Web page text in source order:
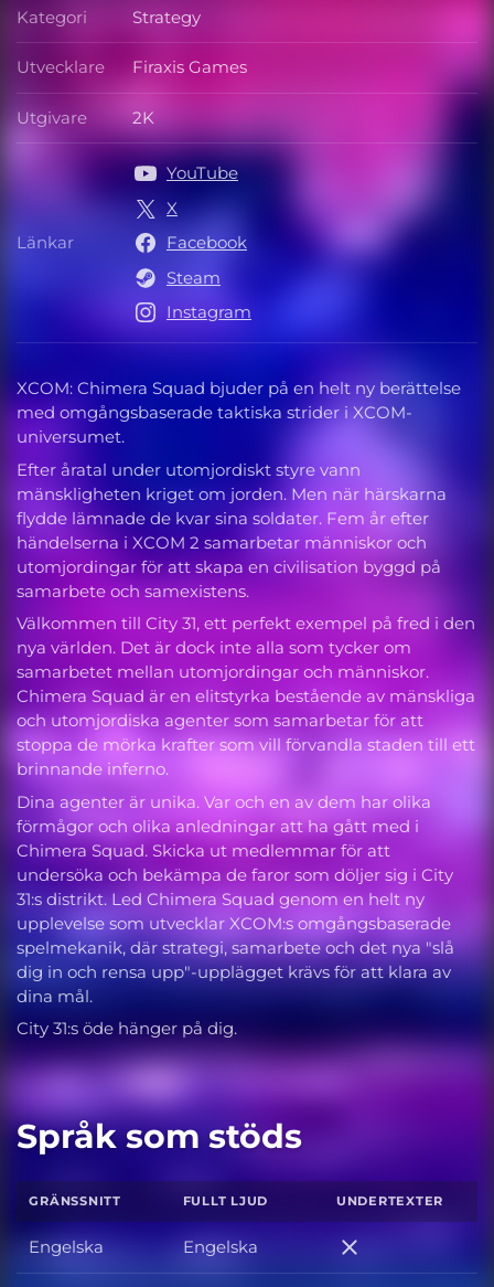
XCOM: Chimera Squad bjuder på en helt ny berättelse
med omgångsbaserade taktiska strider i XCOM-
universumet.
Efter åratal under utomjordiskt styre vann
mänskligheten kriget om jorden. Men när härskarna
flydde lämnade de kvar sina soldater. Fem år efter
händelserna i XCOM 2 samarbetar människor och
utomjordingar för att skapa en civilisation byggd på
samarbete och samexistens.
Välkommen till City 31, ett perfekt exempel på fred i den
nya världen. Det är dock inte alla som tycker om
samarbetet mellan utomjordingar och människor.
Chimera Squad är en elitstyrka bestående av mänskliga
och utomjordiska agenter som samarbetar för att
stoppa de mörka krafter som vill förvandla staden till ett
brinnande inferno.
Dina agenter är unika. Var och en av dem har olika
förmågor och olika anledningar att ha gått med i
Chimera Squad. Skicka ut medlemmar för att
undersöka och bekämpa de faror som döljer sig i City
31:s distrikt. Led Chimera Squad genom en helt ny
upplevelse som utvecklar XCOM:s omgångsbaserade
spelmekanik, där strategi, samarbete och det nya "slå
dig in och rensa upp"-upplägget krävs för att klara av
dina mål.
City 31:s öde hänger på dig.
Kategori Kategori
Strategy
Utvecklare Utvecklare
Firaxis Games
Utgivare Utgivare
2K
Länkar Länkar
YouTube
X
Facebook
Steam
Instagram
Språk som stöds
GRÄNSSNITT FULLT LJUD UNDERTEXTER
Engelska Engelska
Engelska